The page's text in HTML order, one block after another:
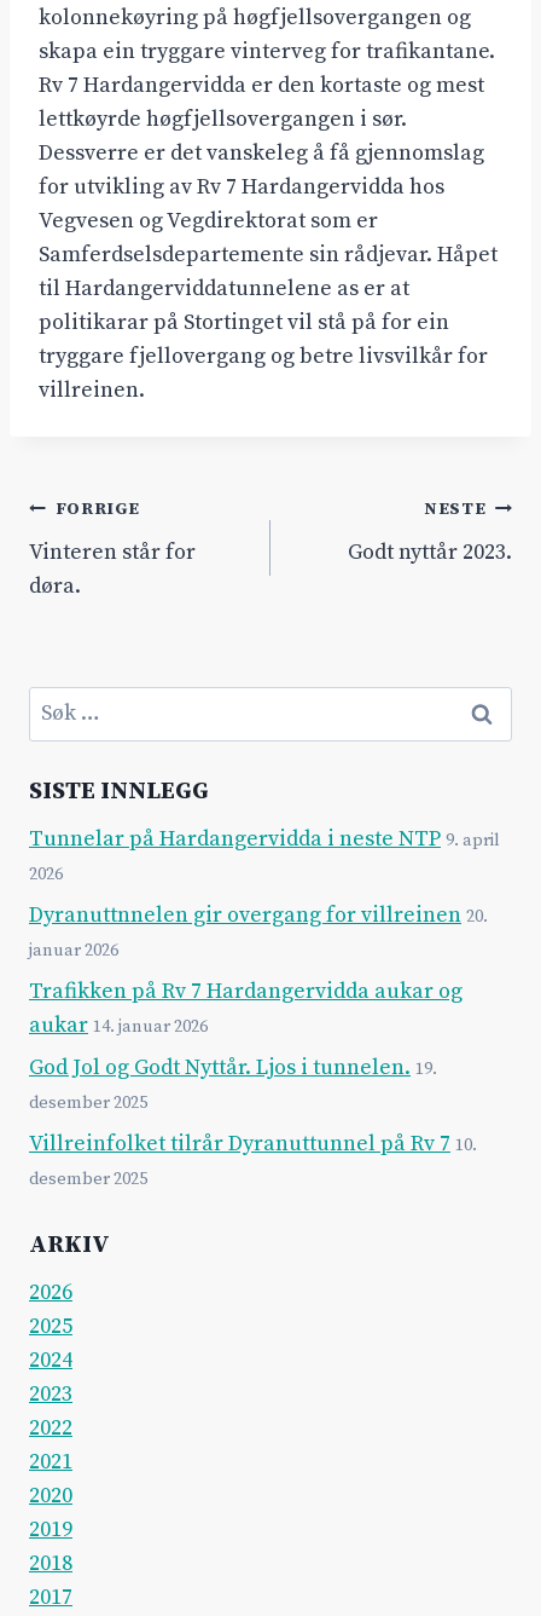
kolonnekøyring på høgfjellsovergangen og
skapa ein tryggare vinterveg for trafikantane.
Rv 7 Hardangervidda er den kortaste og mest
lettkøyrde høgfjellsovergangen i sør.
Dessverre er det vanskeleg å få gjennomslag
for utvikling av Rv 7 Hardangervidda hos
Vegvesen og Vegdirektorat som er
Samferdselsdepartemente sin rådjevar. Håpet
til Hardangerviddatunnelene as er at
politikarar på Stortinget vil stå på for ein
tryggare fjellovergang og betre livsvilkår for
villreinen.
Innleggsnavigasjon
FORRIGE
Vinteren står for
døra.
NESTE
Godt nyttår 2023.
Søk
etter:
SISTE INNLEGG
Tunnelar på Hardangervidda i neste NTP 9. april
2026
Dyranuttnnelen gir overgang for villreinen 20.
januar 2026
Trafikken på Rv 7 Hardangervidda aukar og
aukar 14. januar 2026
God Jol og Godt Nyttår. Ljos i tunnelen. 19.
desember 2025
Villreinfolket tilrår Dyranuttunnel på Rv 7 10.
desember 2025
ARKIV
2026
2025
2024
2023
2022
2021
2020
2019
2018
2017